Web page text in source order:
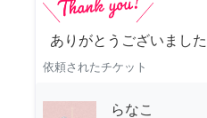
ありがとうございました
依頼されたチケット
らなこ